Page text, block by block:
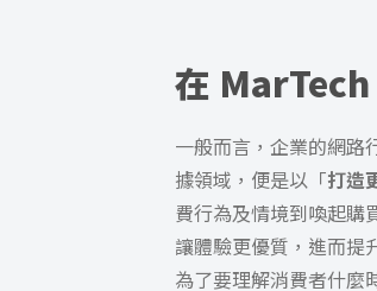
在 MarTech
一般而言，企業的網路
據領域，便是以「打造
費行為及情境到喚起購
讓體驗更優質，進而提
為了要理解消費者什麼